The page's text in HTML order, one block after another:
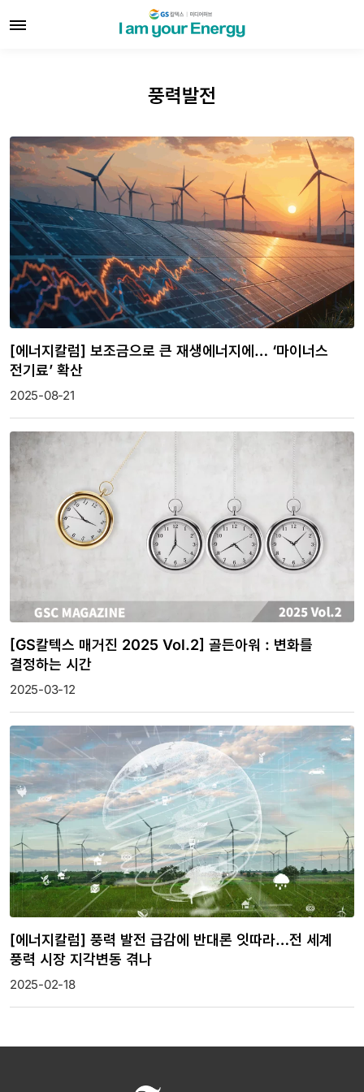
풍력발전
[에너지칼럼] 보조금으로 큰 재생에너지에… ‘마이너스
전기료’ 확산
2025-08-21
[GS칼텍스 매거진 2025 Vol.2] 골든아워 : 변화를
결정하는 시간
2025-03-12
[에너지칼럼] 풍력 발전 급감에 반대론 잇따라…전 세계
풍력 시장 지각변동 겪나
2025-02-18